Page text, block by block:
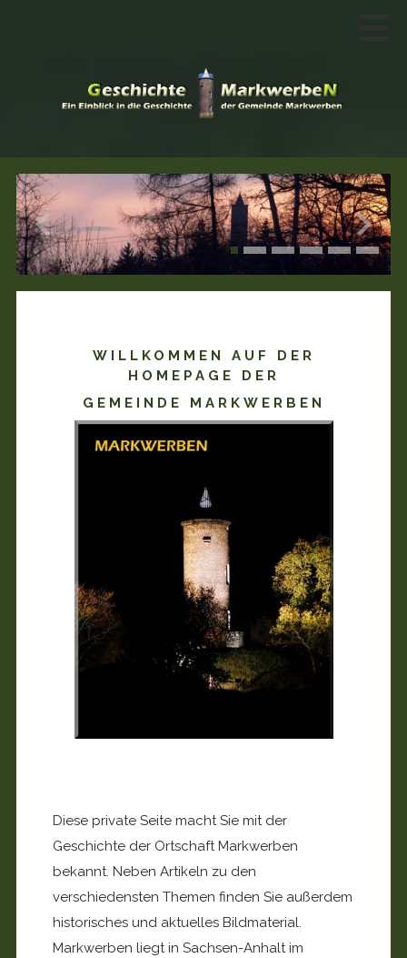
WILLKOMMEN AUF DER
HOMEPAGE DER
GEMEINDE MARKWERBEN
Diese private Seite macht Sie mit der
Geschichte der Ortschaft Markwerben
bekannt. Neben Artikeln zu den
verschiedensten Themen finden Sie außerdem
historisches und aktuelles Bildmaterial.
Markwerben liegt in Sachsen-Anhalt im